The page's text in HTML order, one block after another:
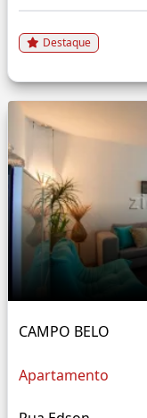
Destaque
CAMPO BELO
Apartamento